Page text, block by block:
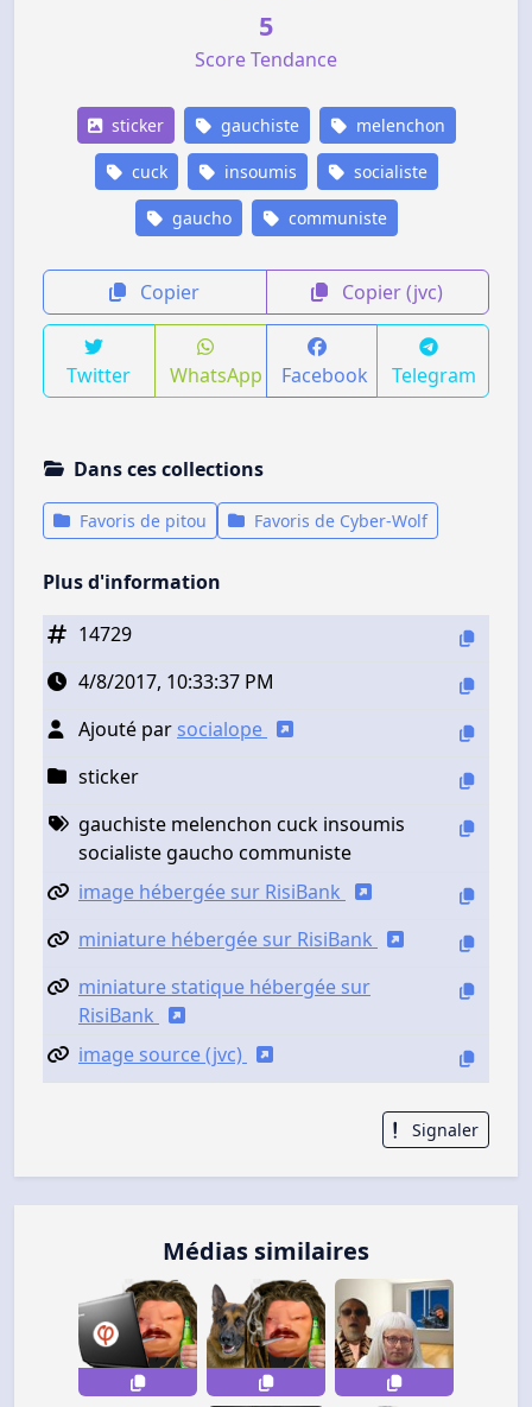
5
Score Tendance
sticker gauchiste melenchon
cuck insoumis socialiste
gaucho communiste
Copier Copier (jvc)
Twitter WhatsApp Facebook Telegram
Dans ces collections
Favoris de pitou Favoris de Cyber-Wolf
Plus d'information
14729
4/8/2017, 10:33:37 PM
Ajouté par socialope
sticker
gauchiste melenchon cuck insoumis
socialiste gaucho communiste
image hébergée sur RisiBank
miniature hébergée sur RisiBank
miniature statique hébergée sur
RisiBank
image source (jvc)
Signaler
Médias similaires